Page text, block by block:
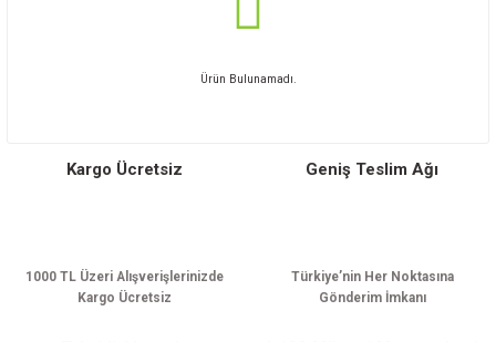
Ürün Bulunamadı.
Kargo Ücretsiz
1000 TL Üzeri Alışverişlerinizde
Kargo Ücretsiz
Geniş Teslim Ağı
Türkiye’nin Her Noktasına
Gönderim İmkanı